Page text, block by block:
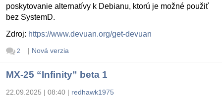
poskytovanie alternatívy k Debianu, ktorú je možné použiť
bez SystemD.
Zdroj: https://www.devuan.org/get-devuan
2 | Nová verzia
MX-25 “Infinity” beta 1
22.09.2025 | 08:40 | redhawk1975